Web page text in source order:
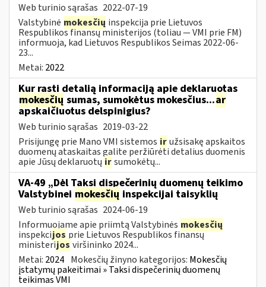
Web turinio sąrašas 2022-07-19
Valstybinė mokesčių inspekcija prie Lietuvos
Respublikos finansų ministerijos (toliau — VMI prie FM)
informuoja, kad Lietuvos Respublikos Seimas 2022-06-
23...
Metai: 2022
Kur rasti detalią informaciją apie deklaruotas
mokesčių sumas, sumokėtus mokesčius...ar
apskaičiuotus delspinigius?
Web turinio sąrašas 2019-03-22
Prisijungę prie Mano VMI sistemos iružsisakę apskaitos
duomenų ataskaitas galite peržiūrėti detalius duomenis
apie Jūsų deklaruotų irsumokėtų...
VA-49 „Dėl Taksi dispečerinių duomenų teikimo
Valstybinei mokesčių inspekcijai taisyklių
Web turinio sąrašas 2024-06-19
Informuojame apie priimtą Valstybinės mokesčių
inspekcijos prie Lietuvos Respublikos finansų
ministerijos viršininko 2024...
Metai: 2024 Mokesčių žinyno kategorijos: Mokesčių
įstatymų pakeitimai » Taksi dispečerinių duomenų
teikimas VMI